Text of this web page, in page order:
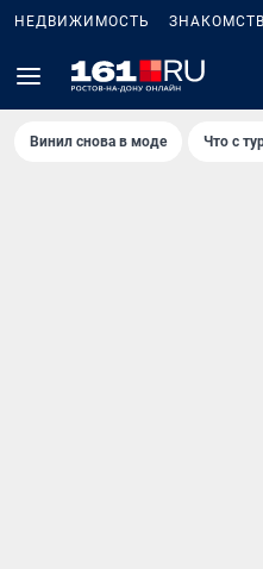
НЕДВИЖИМОСТЬ
Винил снова в моде Что с